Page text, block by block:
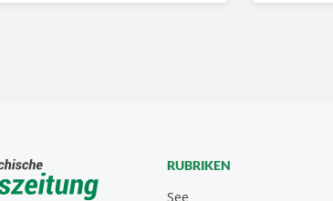
RUBRIKEN
See